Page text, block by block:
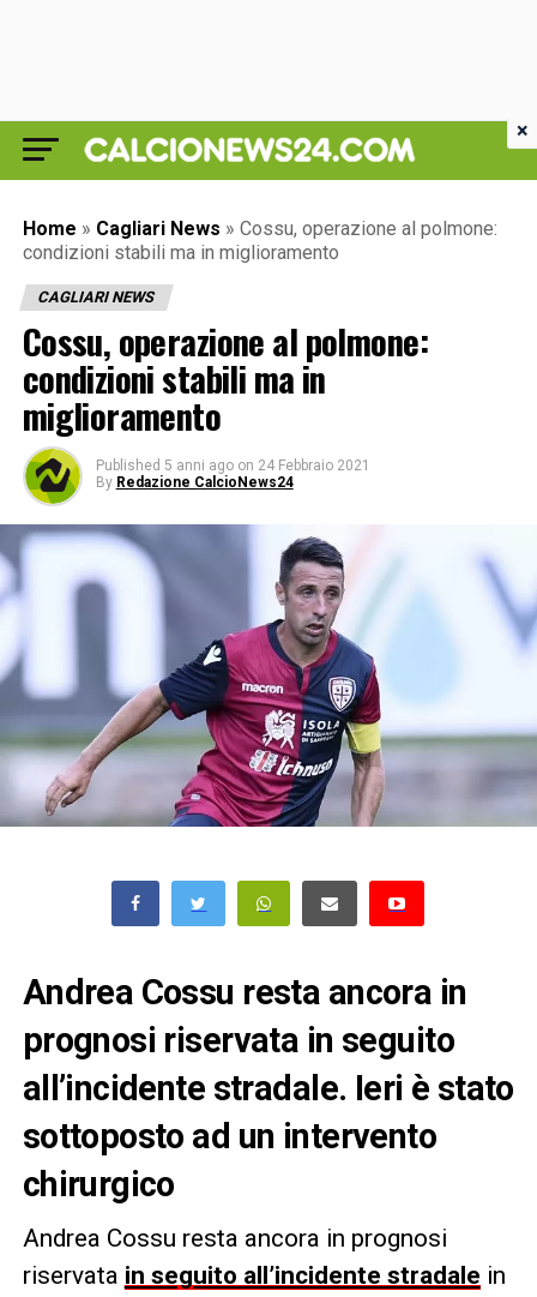
Home » Cagliari News » Cossu, operazione al polmone:
condizioni stabili ma in miglioramento
CAGLIARI NEWS
Cossu, operazione al polmone:
condizioni stabili ma in
miglioramento
Published 5 anni ago on 24 Febbraio 2021
By Redazione CalcioNews24
Andrea Cossu resta ancora in
prognosi riservata in seguito
all’incidente stradale. Ieri è stato
sottoposto ad un intervento
chirurgico
Andrea Cossu resta ancora in prognosi
riservata in seguito all’incidente stradale in
×